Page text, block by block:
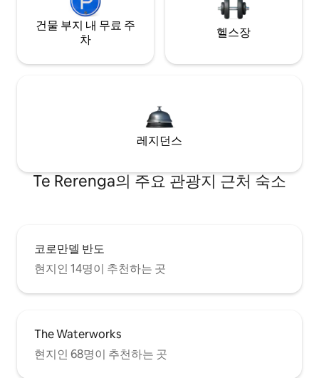
건물 부지 내 무료 주
차
헬스장
레지던스
Te Rerenga의 주요 관광지 근처 숙소
코로만델 반도
현지인 14명이 추천하는 곳
The Waterworks
현지인 68명이 추천하는 곳